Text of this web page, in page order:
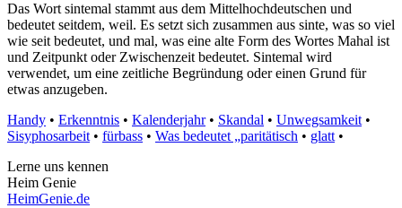
Das Wort sintemal stammt aus dem Mittelhochdeutschen und
bedeutet seitdem, weil. Es setzt sich zusammen aus sinte, was so viel
wie seit bedeutet, und mal, was eine alte Form des Wortes Mahal ist
und Zeitpunkt oder Zwischenzeit bedeutet. Sintemal wird
verwendet, um eine zeitliche Begründung oder einen Grund für
etwas anzugeben.
Handy • Erkenntnis • Kalenderjahr• Skandal • Unwegsamkeit •
Sisyphosarbeit • fürbass • Was bedeutet „paritätisch • glatt •
Lerne uns kennen
Heim Genie
HeimGenie.de